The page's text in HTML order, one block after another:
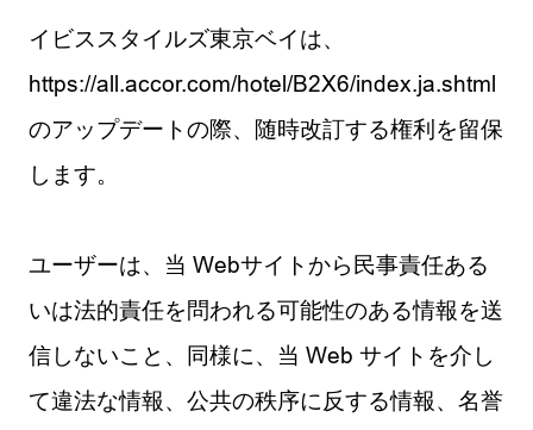
イビススタイルズ東京ベイは、
https://all.accor.com/hotel/B2X6/index.ja.shtml
のアップデートの際、随時改訂する権利を留保
します。
ユーザーは、当 Webサイトから民事責任ある
いは法的責任を問われる可能性のある情報を送
信しないこと、同様に、当 Web サイトを介し
て違法な情報、公共の秩序に反する情報、名誉